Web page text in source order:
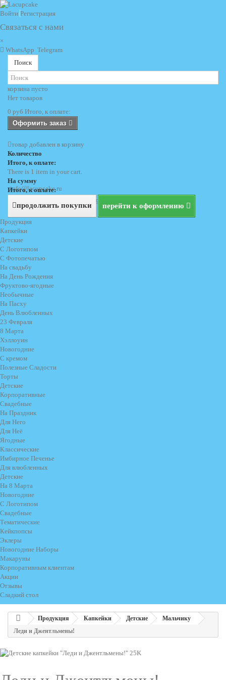
Войти Регистрация
info@lacupcake.ru
+7 (495) 729 69 62
+7 (903) 729 69 62
Связаться с нами
×
WhatsApp Telegram
Поиск
корзина пусто
Нет товаров
0 руб Итого, к оплате:
Оформить заказ
товар добавлен в корзину
Количество
Итого, к оплате:
There is 1 item in your cart.
На сумму
Итого, к оплате:
продолжить покупки перейти к оформлению
Продукция
Капкейки
Детские
С Логотипом
С Фотопечатью
На свадьбу
На День Рождения
Фруктово-ягодные
Необычные
На Пасху
День Влюбленных
23 Февраля
8 Марта
Хэллоуин
Новогодние
С кремом
Полезные Сладости
Торты
Детские
Корпоративные
Свадебные
На Праздник
Для Него
Для Неё
Ягодные
Классические
Имбирное Печенье
Для влюбленных
Детские
На 8 Марта
Новогодние
С Логотипом
Свадебные
Тематические
Кейкпопсы
Эклеры
Новогодние Наборы
Макаруны
Корпоративным клиентам
Акции
Отзывы
Сладкий стол
Продукция Капкейки Детские
Мальчику
Леди и Джентльмены!